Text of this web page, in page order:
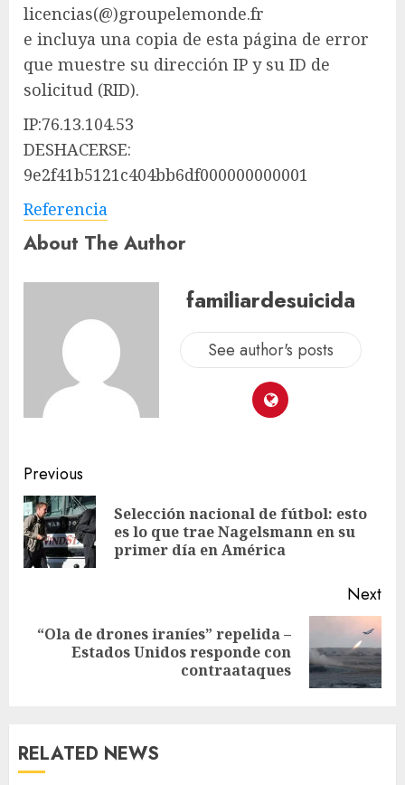
licencias(@)groupelemonde.fr
e incluya una copia de esta página de error
que muestre su dirección IP y su ID de
solicitud (RID).
IP:76.13.104.53
DESHACERSE:
9e2f41b5121c404bb6df000000000001
Referencia
About The Author
familiardesuicida
See author's posts
Previous
Selección nacional de fútbol: esto
es lo que trae Nagelsmann en su
primer día en América
Next
“Ola de drones iraníes” repelida –
Estados Unidos responde con
contraataques
RELATED NEWS